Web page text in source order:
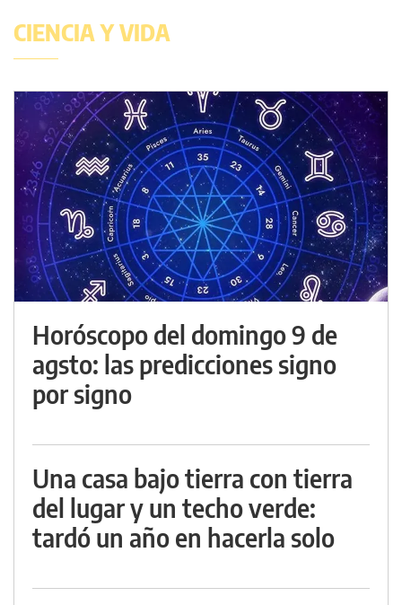
CIENCIA Y VIDA
Horóscopo del domingo 9 de
agsto: las predicciones signo
por signo
Una casa bajo tierra con tierra
del lugar y un techo verde:
tardó un año en hacerla solo